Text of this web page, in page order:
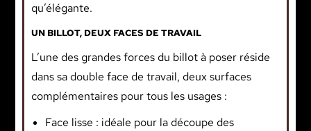
qu’élégante.
UN BILLOT, DEUX FACES DE TRAVAIL
L’une des grandes forces du billot à poser réside
dans sa double face de travail, deux surfaces
complémentaires pour tous les usages :
Face lisse : idéale pour la découpe des